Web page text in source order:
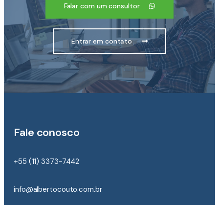
Falar com um consultor
Entrar em contato
Fale conosco
+55 (11) 3373-7442
info@albertocouto.com.br